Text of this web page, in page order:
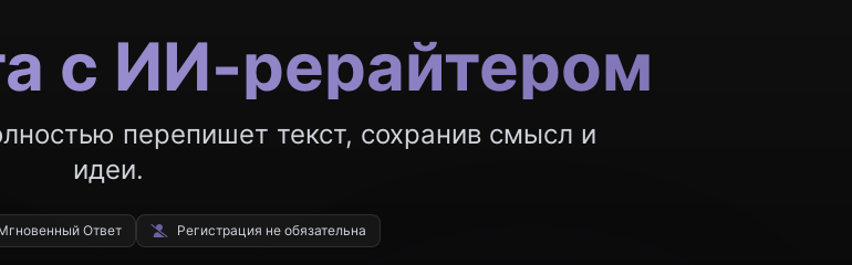
с ИИ-рерайтером
перепишет текст, сохранив смысл и
идеи.
Ответ Регистрация не обязательна